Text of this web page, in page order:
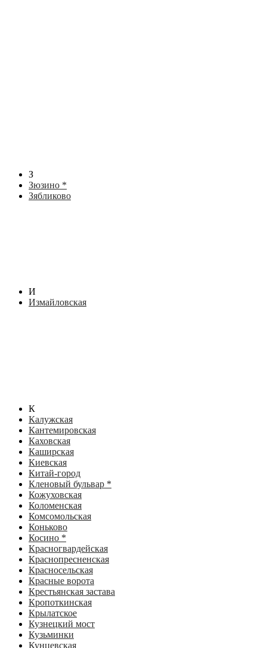
З
Зюзино *
Зябликово
И
Измайловская
К
Калужская
Кантемировская
Каховская
Каширская
Киевская
Китай-город
Кленовый бульвар *
Кожуховская
Коломенская
Комсомольская
Коньково
Косино *
Красногвардейская
Краснопресненская
Красносельская
Красные ворота
Крестьянская застава
Кропоткинская
Крылатское
Кузнецкий мост
Кузьминки
Кунцевская